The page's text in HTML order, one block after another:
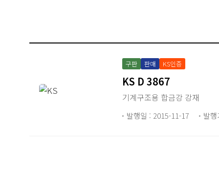
구판 판매 KS인증
KS D 3867
기계구조용 합금강 강재
발행일 : 2015-11-17 발